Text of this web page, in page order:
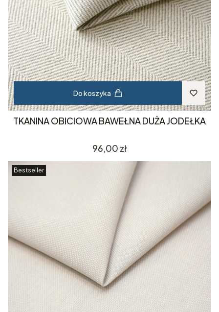
Do koszyka
TKANINA OBICIOWA BAWEŁNA DUŻA JODEŁKA
Cena
96,00 zł
Bestseller